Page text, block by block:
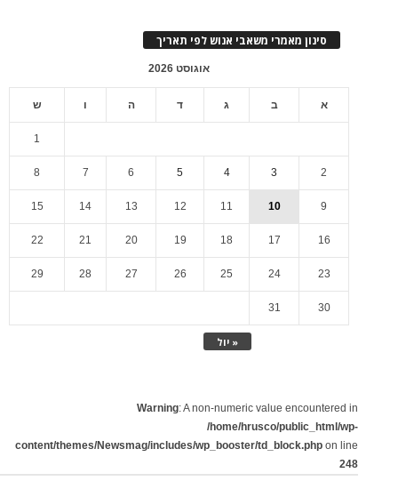
סינון מאמרי משאבי אנוש לפי תאריך
אוגוסט 2026
א ב ג ד ה ו ש
« יול
1
2
3
4
5
6
7
8
9
10
11
12
13
14
15
16
17
18
19
20
21
22
23
24
25
26
27
28
29
30
31
Warning: A non-numeric value encountered in
/home/hrusco/public_html/wp-
content/themes/Newsmag/includes/wp_booster/td_block.php on line
248